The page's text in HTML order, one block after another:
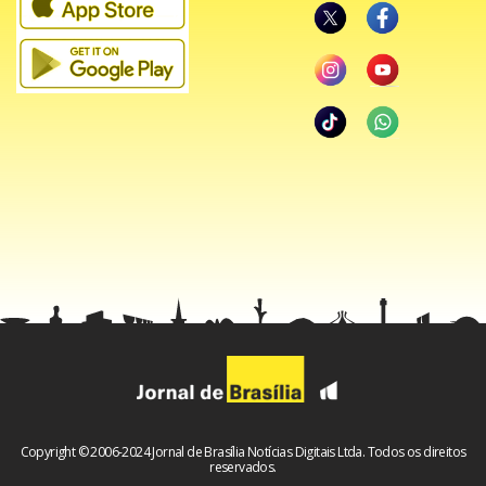
Não é de fã”, detalha.
Facebook
WhatsApp
LinkedIn
Twitter Telegram
Share
Copyright © 2006-2024 Jornal de Brasília Notícias Digitais Ltda. Todos os direitos
reservados.